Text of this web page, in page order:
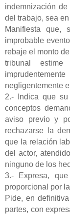
indemnización
del trabajo, sea
Manifiesta que,
improbable
rebaje el monto
tribunal estime
negligentemente
2.- Indica que
conceptos
aviso previo y
rechazarse la
que la relación
del actor,
ninguno de los
3.- Expresa,
proporcional por
Pide, en
partes, con